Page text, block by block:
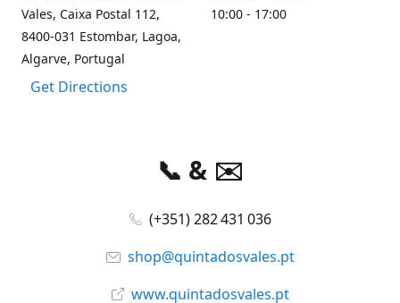
Vales, Caixa Postal 112,
8400-031 Estombar, Lagoa,
Algarve, Portugal
Get Directions
10:00 - 17:00
📞 & ✉️
(+351) 282 431 036
shop@quintadosvales.pt
www.quintadosvales.pt